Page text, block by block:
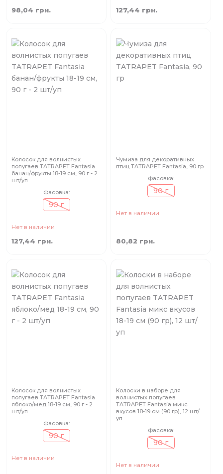
98,04 грн. 127,44 грн.
Колосок для волнистых
попугаев TATRAPET Fantasia
банан/фрукты 18-19 см, 90 г - 2
шт/уп
Фасовка:
90 г
Нет в наличии
127,44 грн.
Чумиза для декоративных
птиц TATRAPET Fantasia, 90 гр
Фасовка:
90 г
Нет в наличии
80,82 грн.
Колосок для волнистых
попугаев TATRAPET Fantasia
яблоко/мед 18-19 см, 90 г - 2
шт/уп
Фасовка:
90 г
Нет в наличии
Колоски в наборе для
волнистых попугаев
TATRAPET Fantasia микс
вкусов 18-19 см (90 гр), 12 шт/
уп
Фасовка:
90 г
Нет в наличии